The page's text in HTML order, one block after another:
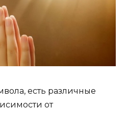
есть различные
от